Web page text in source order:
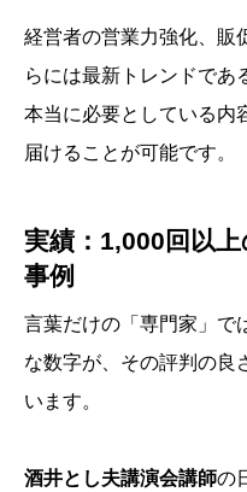
経営者の営業力強化、販
らには最新トレンドであ
本当に必要としている内
届けることが可能です。
実績：1,000回以
事例
言葉だけの「専門家」で
な数字が、その評判の良
います。
酒井とし夫講演会講師の